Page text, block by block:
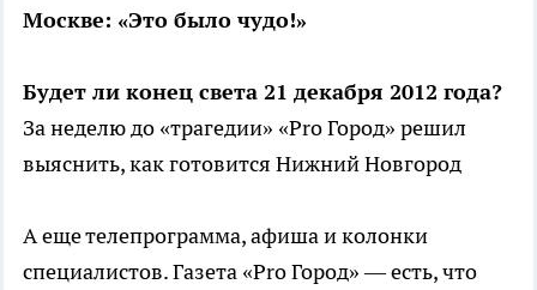
Москве: «Это было чудо!»
Будет ли конец света 21 декабря 2012 года?
За неделю до «трагедии» «Pro Город» решил
выяснить, как готовится Нижний Новгород
А еще телепрограмма, афиша и колонки
специалистов. Газета «Pro Город» — есть, что